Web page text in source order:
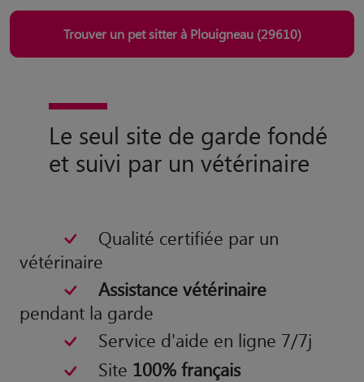
Trouver un pet sitter à Plouigneau (29610)
Le seul site de garde fondé
et suivi par un vétérinaire
Qualité certifiée par un
vétérinaire
Assistance vétérinaire
pendant la garde
Service d'aide en ligne 7/7j
Site 100% français